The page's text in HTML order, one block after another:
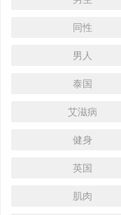
同性
男人
泰国
艾滋病
健身
英国
肌肉